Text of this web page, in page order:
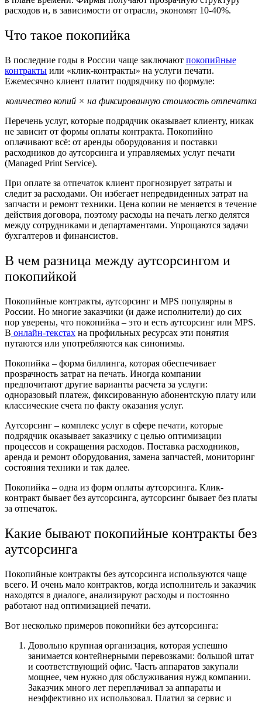
расходов и, в зависимости от отрасли, экономят 10-40%.
Что такое покопийка
В последние годы в России чаще заключают покопийные
контракты или «клик-контракты» на услуги печати.
Ежемесячно клиент платит подрядчику по формуле:
количество копий × на фиксированную стоимость отпечатка
Перечень услуг, которые подрядчик оказывает клиенту, никак
не зависит от формы оплаты контракта. Покопийно
оплачивают всё: от аренды оборудования и поставки
расходников до аутсорсинга и управляемых услуг печати
(Managed Print Service).
При оплате за отпечаток клиент прогнозирует затраты и
следит за расходами. Он избегает непредвиденных затрат на
запчасти и ремонт техники. Цена копии не меняется в течение
действия договора, поэтому расходы на печать легко делятся
между сотрудниками и департаментами. Упрощаются задачи
бухгалтеров и финансистов.
В чем разница между аутсорсингом и
покопийкой
Покопийные контракты, аутсорсинг и MPS популярны в
России. Но многие заказчики (и даже исполнители) до сих
пор уверены, что покопийка – это и есть аутсорсинг или MPS.
В онлайн-текстах на профильных ресурсах эти понятия
путаются или употребляются как синонимы.
Покопийка – форма биллинга, которая обеспечивает
прозрачность затрат на печать. Иногда компании
предпочитают другие варианты расчета за услуги:
одноразовый платеж, фиксированную абонентскую плату или
классические счета по факту оказания услуг.
Аутсорсинг – комплекс услуг в сфере печати, которые
подрядчик оказывает заказчику с целью оптимизации
процессов и сокращения расходов. Поставка расходников,
аренда и ремонт оборудования, замена запчастей, мониторинг
состояния техники и так далее.
Покопийка – одна из форм оплаты аутсорсинга. Клик-
контракт бывает без аутсорсинга, аутсорсинг бывает без платы
за отпечаток.
Какие бывают покопийные контракты без
аутсорсинга
Покопийные контракты без аутсорсинга используются чаще
всего. И очень мало контрактов, когда исполнитель и заказчик
находятся в диалоге, анализируют расходы и постоянно
работают над оптимизацией печати.
Вот несколько примеров покопийки без аутсорсинга:
Довольно крупная организация, которая успешно
занимается контейнерными перевозками: большой штат
и соответствующий офис. Часть аппаратов закупали
мощнее, чем нужно для обслуживания нужд компании.
Заказчик много лет переплачивал за аппараты и
неэффективно их использовал. Платил за сервис и